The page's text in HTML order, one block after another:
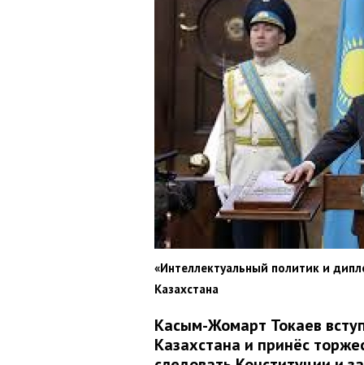
«Интеллектуальный политик и
Казахстана
Касым-Жомарт Токаев
Казахстана и принёс